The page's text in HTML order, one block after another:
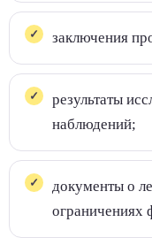
заключения
результаты
наблюдений;
документы о
ограничениях